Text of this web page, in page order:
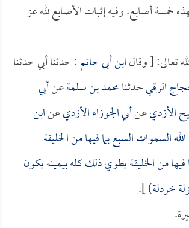
خمسة أصابع. وفيه إثبات الأصابع لله عز
تعالى: [ وقالابن أبي حاتم: حدثنا أبي حدثنا
الرقيحدثنامحمد بن سلمةعنأبي
الأزديعنأبي الجوزاء الأزديعنابن
السموات السبع بما فيها من الخليقة
من الخليقة يطوي ذلك كله بيمينه يكون
خردلة) ].